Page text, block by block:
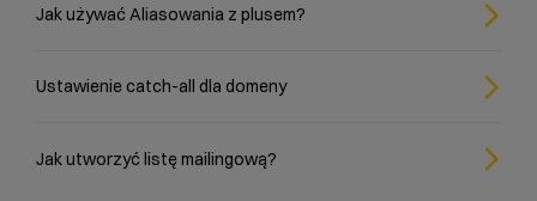
Jak używać Aliasowania z plusem?
Ustawienie catch-all dla domeny
Jak utworzyć listę mailingową?